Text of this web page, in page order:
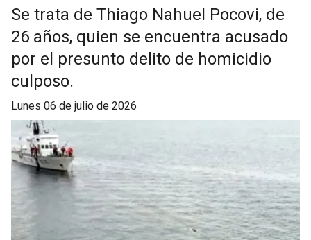
Se trata de Thiago Nahuel Pocovi, de
26 años, quien se encuentra acusado
por el presunto delito de homicidio
culposo.
lunes 06 de julio de 2026